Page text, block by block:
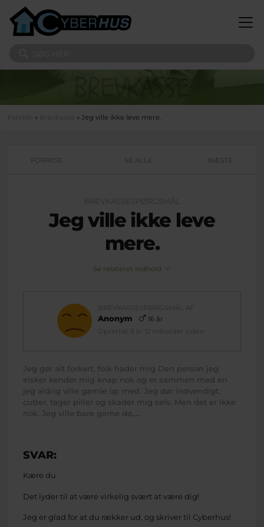
Du er her
» Brevkasse » Jeg ville ikke leve mere.
FORRIGE SE ALLE NÆSTE
BREVKASSESPØRGSMÅL
Jeg ville ikke leve
mere.
Se relateret indhold
BREVKASSESPØRGSMÅL AF
Anonym
16 år
Oprettet 3 år 12 måneder siden
Jeg gør alt forkert, folk hader mig Den person jeg
elsker kender mig knap nok og er sammen med en
jeg aldrig ville gamle op med. Jeg dør indvendigt,
cutter, tager piller og skader mig selv. Men det er ikke
nok. Jeg ville bare gerne dø…..
SVAR:
Kære du
Det lyder til at være virkelig svært at være dig!
Jeg er glad for at du rækker ud, og skriver til Cyberhus!